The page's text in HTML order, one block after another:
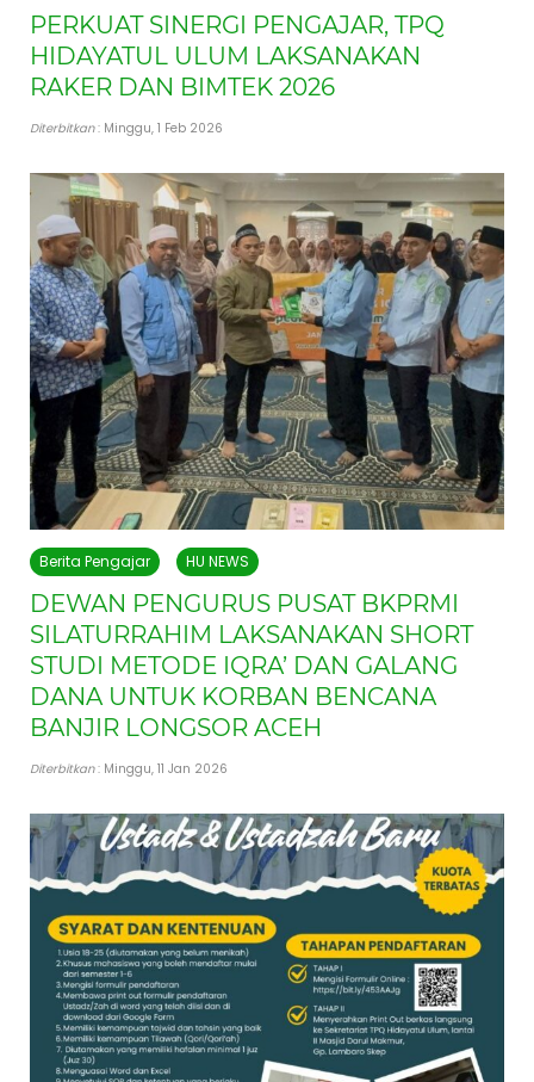
PERKUAT SINERGI PENGAJAR, TPQ
HIDAYATUL ULUM LAKSANAKAN
RAKER DAN BIMTEK 2026
Diterbitkan: Minggu, 1 Feb 2026
Berita Pengajar HU NEWS
DEWAN PENGURUS PUSAT BKPRMI
SILATURRAHIM LAKSANAKAN SHORT
STUDI METODE IQRA’ DAN GALANG
DANA UNTUK KORBAN BENCANA
BANJIR LONGSOR ACEH
Diterbitkan: Minggu, 11 Jan 2026